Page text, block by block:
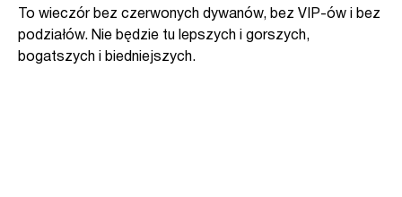
To wieczór bez czerwonych dywanów, bez VIP-ów i bez
podziałów. Nie będzie tu lepszych i gorszych,
bogatszych i biedniejszych.